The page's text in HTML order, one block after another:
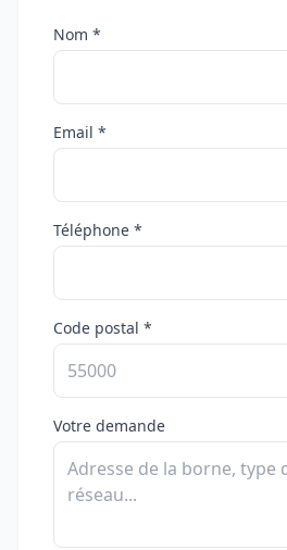
Nom *
Email *
Téléphone *
Code postal *
Votre demande